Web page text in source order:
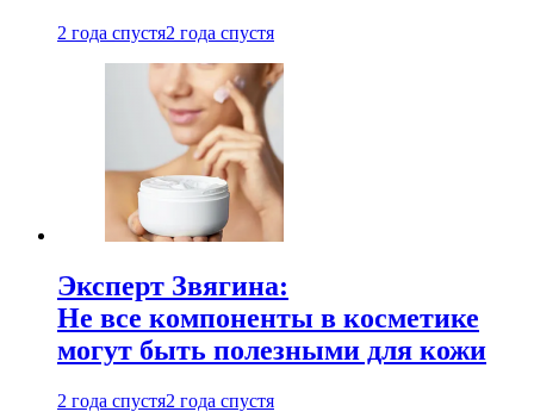
2 года спустя2 года спустя
Эксперт Звягина:
Не все компоненты в косметике
могут быть полезными для кожи
2 года спустя2 года спустя